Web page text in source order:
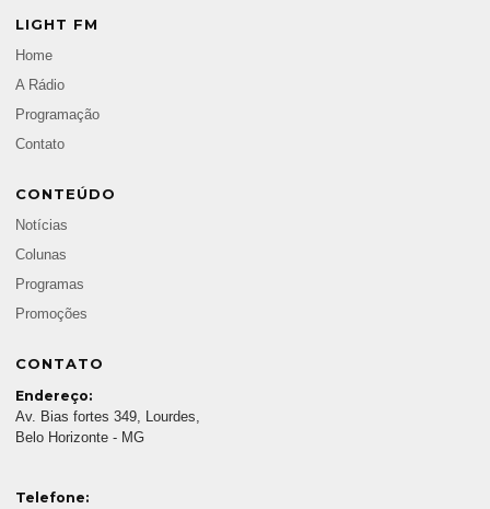
LIGHT FM
Home
A Rádio
Programação
Contato
CONTEÚDO
Notícias
Colunas
Programas
Promoções
CONTATO
Endereço:
Av. Bias fortes 349, Lourdes,
Belo Horizonte - MG
Telefone: